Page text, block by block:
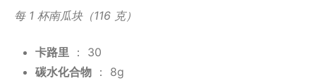
每 1 杯南瓜块（116 克）
卡路里 ： 30
碳水化合物 ： 8g